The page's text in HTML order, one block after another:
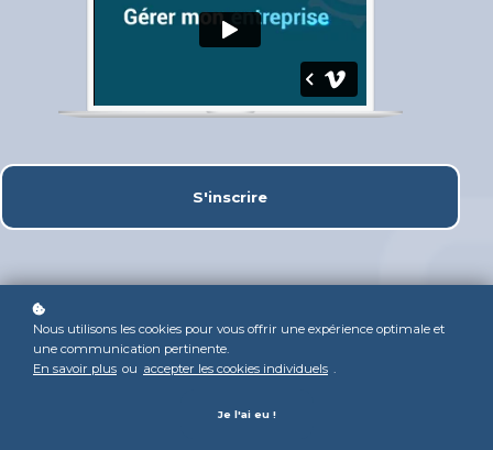
S'inscrire
Nous utilisons les cookies pour vous offrir une expérience optimale et
une communication pertinente.
En savoir plus ou accepter les cookies individuels .
Je l'ai eu !